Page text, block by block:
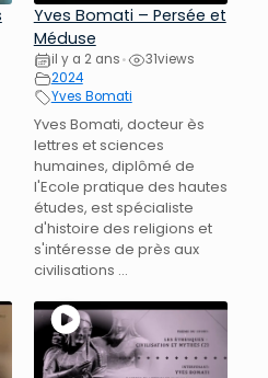
Yves Bomati – Persée et
Méduse
il y a 2 ans • 31views
2024
Yves Bomati
Yves Bomati, docteur ès
lettres et sciences
humaines, diplômé de
l'Ecole pratique des hautes
études, est spécialiste
d'histoire des religions et
s'intéresse de près aux
civilisations ...